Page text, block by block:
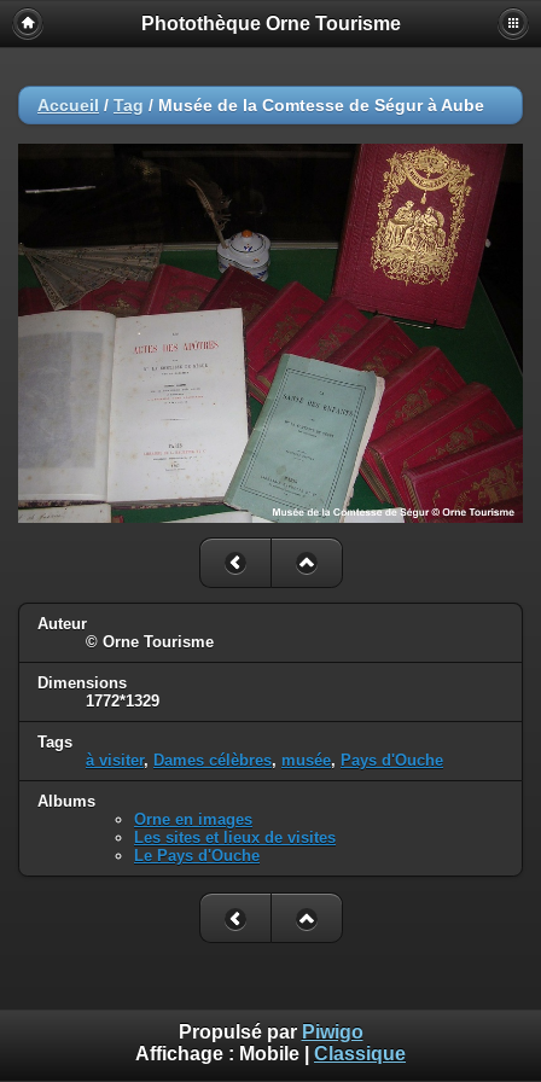
Photothèque Orne Tourisme
Accueil / Tag / Musée de la Comtesse de Ségur à Aube
Auteur
© Orne Tourisme
Dimensions
1772*1329
Tags
à visiter, Dames célèbres, musée, Pays d'Ouche
Albums
Orne en images
Les sites et lieux de visites
Le Pays d'Ouche
Propulsé par Piwigo
Affichage : Mobile Classique